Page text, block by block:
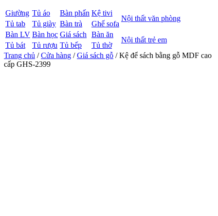
Giường Tủ áo Bàn phấn Kệ tivi
Nội thất văn phòng
Tủ tab Tủ giày Bàn trà
Ghế sofa
Bàn LV Bàn học Giá sách Bàn ăn
Nội thất trẻ em
Tủ bát Tủ rượu Tủ bếp
Tủ thờ
Trang chủ /Cửa hàng /Giá sách gỗ / Kệ để sách bằng gỗ MDF cao
cấp GHS-2399